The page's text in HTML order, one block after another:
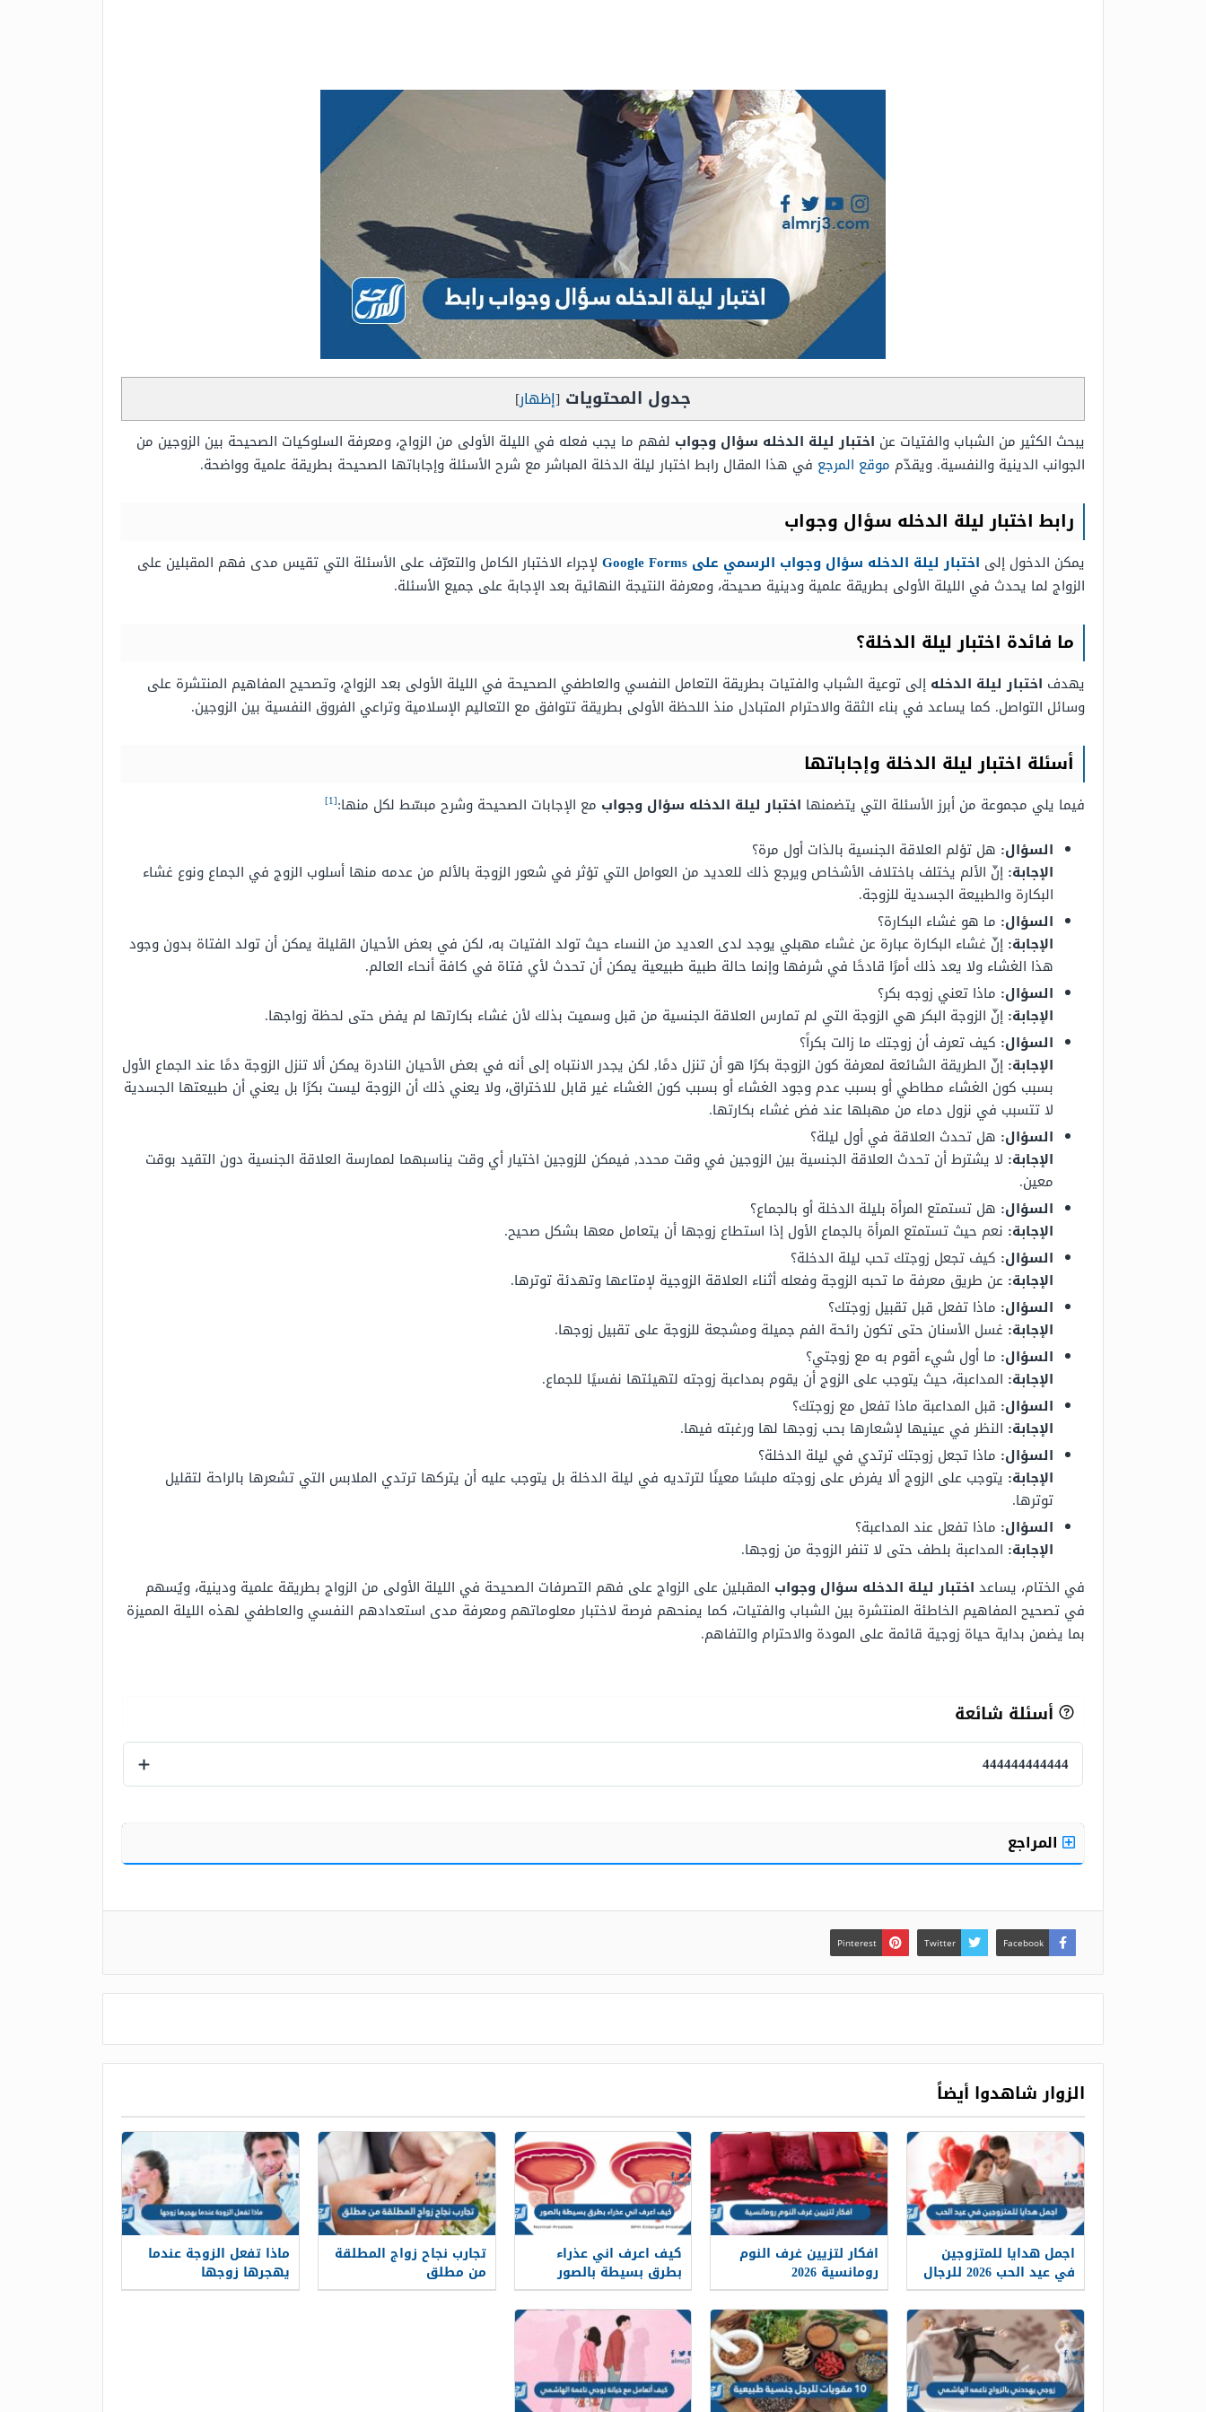
جدول المحتويات [إظهار]
يبحث الكثير من الشباب والفتيات عن اختبار ليلة الدخله سؤال وجواب لفهم ما يجب فعله في الليلة الأولى من الزواج، ومعرفة السلوكيات الصحيحة بين الزوجين من
الجوانب الدينية والنفسية. ويقدّم موقع المرجع في هذا المقال رابط اختبار ليلة الدخلة المباشر مع شرح الأسئلة وإجاباتها الصحيحة بطريقة علمية وواضحة.
رابط اختبار ليلة الدخله سؤال وجواب
يمكن الدخول إلى اختبار ليلة الدخله سؤال وجواب الرسمي على Google Forms
لإجراء الاختبار الكامل والتعرّف على الأسئلة التي تقيس مدى فهم المقبلين على
الزواج لما يحدث في الليلة الأولى بطريقة علمية ودينية صحيحة، ومعرفة النتيجة النهائية بعد الإجابة على جميع الأسئلة.
ما فائدة اختبار ليلة الدخلة؟
يهدف اختبار ليلة الدخله إلى توعية الشباب والفتيات بطريقة التعامل النفسي والعاطفي الصحيحة في الليلة الأولى بعد الزواج، وتصحيح المفاهيم المنتشرة على
وسائل التواصل. كما يساعد في بناء الثقة والاحترام المتبادل منذ اللحظة الأولى بطريقة تتوافق مع التعاليم الإسلامية وتراعي الفروق النفسية بين الزوجين.
أسئلة اختبار ليلة الدخلة وإجاباتها
فيما يلي مجموعة من أبرز الأسئلة التي يتضمنها اختبار ليلة الدخله سؤال وجواب مع الإجابات الصحيحة وشرح مبسّط لكل منها:[1]
السؤال: هل تؤلم العلاقة الجنسية بالذات أول مرة؟
الإجابة: إنّ الألم يختلف باختلاف الأشخاص ويرجع ذلك للعديد من العوامل التي تؤثر في شعور الزوجة بالألم من عدمه منها أسلوب الزوج في الجماع ونوع غشاء
البكارة والطبيعة الجسدية للزوجة.
السؤال: ما هو غشاء البكارة؟
الإجابة: إنّ غشاء البكارة عبارة عن غشاء مهبلي يوجد لدى العديد من النساء حيث تولد الفتيات به، لكن في بعض الأحيان القليلة يمكن أن تولد الفتاة بدون وجود
هذا الغشاء ولا يعد ذلك أمرًا قادحًا في شرفها وإنما حالة طبية طبيعية يمكن أن تحدث لأي فتاة في كافة أنحاء العالم.
السؤال: ماذا تعني زوجه بكر؟
الإجابة: إنّ الزوجة البكر هي الزوجة التي لم تمارس العلاقة الجنسية من قبل وسميت بذلك لأن غشاء بكارتها لم يفض حتى لحظة زواجها.
السؤال: كيف تعرف أن زوجتك ما زالت بكراً؟
الإجابة: إنّ الطريقة الشائعة لمعرفة كون الزوجة بكرًا هو أن تنزل دمًا, لكن يجدر الانتباه إلى أنه في بعض الأحيان النادرة يمكن ألا تنزل الزوجة دمًا عند الجماع الأول
بسبب كون الغشاء مطاطي أو بسبب عدم وجود الغشاء أو بسبب كون الغشاء غير قابل للاختراق، ولا يعني ذلك أن الزوجة ليست بكرًا بل يعني أن طبيعتها الجسدية
لا تتسبب في نزول دماء من مهبلها عند فض غشاء بكارتها.
السؤال: هل تحدث العلاقة في أول ليلة؟
الإجابة: لا يشترط أن تحدث العلاقة الجنسية بين الزوجين في وقت محدد, فيمكن للزوجين اختيار أي وقت يناسبهما لممارسة العلاقة الجنسية دون التقيد بوقت
معين.
السؤال: هل تستمتع المرأة بليلة الدخلة أو بالجماع؟
الإجابة: نعم حيث تستمتع المرأة بالجماع الأول إذا استطاع زوجها أن يتعامل معها بشكل صحيح.
السؤال: كيف تجعل زوجتك تحب ليلة الدخلة؟
الإجابة: عن طريق معرفة ما تحبه الزوجة وفعله أثناء العلاقة الزوجية لإمتاعها وتهدئة توترها.
السؤال: ماذا تفعل قبل تقبيل زوجتك؟
الإجابة: غسل الأسنان حتى تكون رائحة الفم جميلة ومشجعة للزوجة على تقبيل زوجها.
السؤال: ما أول شيء أقوم به مع زوجتي؟
الإجابة: المداعبة، حيث يتوجب على الزوج أن يقوم بمداعبة زوجته لتهيئتها نفسيًا للجماع.
السؤال: قبل المداعبة ماذا تفعل مع زوجتك؟
الإجابة: النظر في عينيها لإشعارها بحب زوجها لها ورغبته فيها.
السؤال: ماذا تجعل زوجتك ترتدي في ليلة الدخلة؟
الإجابة: يتوجب على الزوج ألا يفرض على زوجته ملبسًا معينًا لترتديه في ليلة الدخلة بل يتوجب عليه أن يتركها ترتدي الملابس التي تشعرها بالراحة لتقليل
توترها.
السؤال: ماذا تفعل عند المداعبة؟
الإجابة: المداعبة بلطف حتى لا تنفر الزوجة من زوجها.
في الختام، يساعد اختبار ليلة الدخله سؤال وجواب المقبلين على الزواج على فهم التصرفات الصحيحة في الليلة الأولى من الزواج بطريقة علمية ودينية، ويُسهم
في تصحيح المفاهيم الخاطئة المنتشرة بين الشباب والفتيات، كما يمنحهم فرصة لاختبار معلوماتهم ومعرفة مدى استعدادهم النفسي والعاطفي لهذه الليلة المميزة
بما يضمن بداية حياة زوجية قائمة على المودة والاحترام والتفاهم.
أسئلة شائعة
444444444444
المراجع
Facebook
Twitter
Pinterest
الزوار شاهدوا أيضاً
اجمل هدايا للمتزوجين
في عيد الحب 2026 للرجال
والنساء
افكار لتزيين غرف النوم
رومانسية 2026
كيف اعرف اني عذراء
بطرق بسيطة بالصور
تجارب نجاح زواج المطلقة
من مطلق
ماذا تفعل الزوجة عندما
يهجرها زوجها